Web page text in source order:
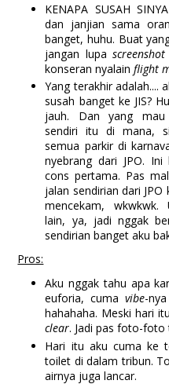
KENAPA SUSAH
dan janjian sama
banget, huhu. Buat
jangan lupa screenshot
konseran nyalainflight
Yang terakhir adalah....
susah banget ke JIS?
jauh. Dan yang mau
sendiri itu di mana,
semua parkir di
nyebrang dari JPO.
cons pertama. Pas
jalan sendirian dari
mencekam, wkwkwk.
lain, ya, jadi nggak
sendirian banget aku
Pros:
Aku nggak tahu apa
euforia, cumavibe-
hahahaha. Meski hari
clear. Jadi pas foto-foto
Hari itu aku cuma ke
toilet di dalam tribun.
airnya juga lancar.